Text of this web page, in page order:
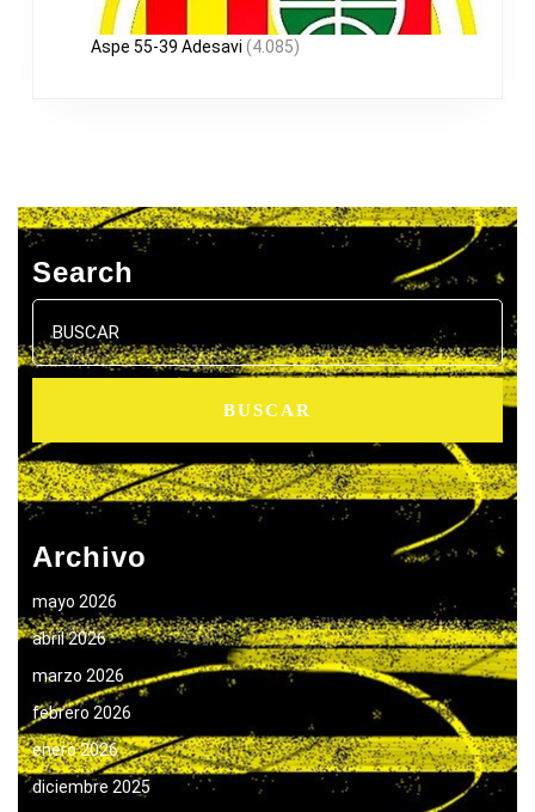
Aspe 55-39 Adesavi (4.085)
Search
Buscar:
Archivo
mayo 2026
abril 2026
marzo 2026
febrero 2026
enero 2026
diciembre 2025